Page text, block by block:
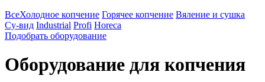
ВсеХолодное копчение Горячее копчение Вяление и сушка
Су-вид Industrial Profi Horeca
Подобрать оборудование
Оборудование для копчения